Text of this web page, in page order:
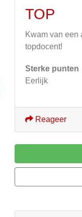
TOP
Kwam van een
topdocent!
Sterke punten
Eerlijk
Reageer